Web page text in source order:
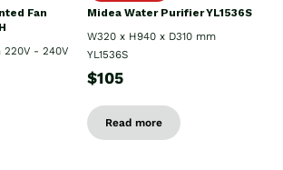
Fan
220V - 240V
Midea Water Purifier YL1536S
W320 x H940 x D310 mm
YL1536S
$105
Read more